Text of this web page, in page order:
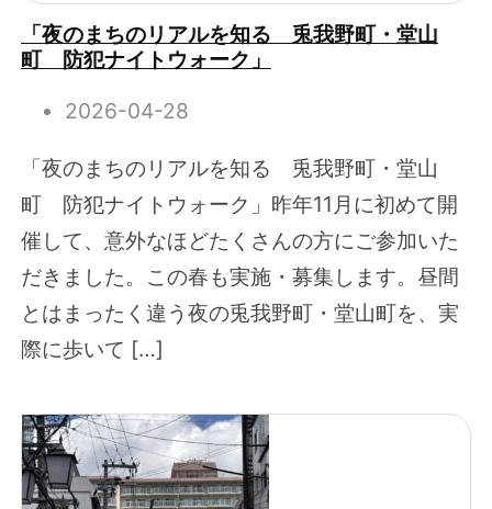
「夜のまちのリアルを知る 兎我野町・堂山
町 防犯ナイトウォーク」
2026-04-28
「夜のまちのリアルを知る 兎我野町・堂山
町 防犯ナイトウォーク」昨年11月に初めて開
催して、意外なほどたくさんの方にご参加いた
だきました。この春も実施・募集します。昼間
とはまったく違う夜の兎我野町・堂山町を、実
際に歩いて […]